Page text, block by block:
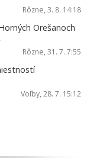
Rôzne, 3. 8. 14:18
Orešanoch
Rôzne, 31. 7. 7:55
Voľby, 28. 7. 15:12